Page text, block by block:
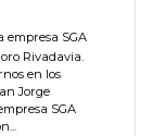
empresa SGA
Rivadavia.
en los
Jorge
SGA